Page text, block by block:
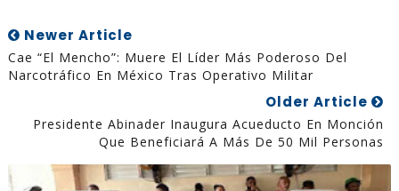
Newer Article
Cae “El Mencho”: Muere El Líder Más Poderoso Del
Narcotráfico En México Tras Operativo Militar
Older Article
Presidente Abinader Inaugura Acueducto En Monción
Que Beneficiará A Más De 50 Mil Personas